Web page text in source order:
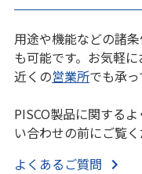
用途や機能などの諸
も可能です。お気軽に
近くの営業所でも承っ
PISCO製品に関する
い合わせの前にご覧く
よくあるご質問